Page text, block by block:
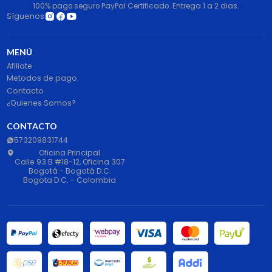
100% pago seguro PayPal Certificado. Entrega 1 a 2 dias.
Síguenos
MENÚ
Afiliate
Metodos de pago
Contacto
¿Quienes Somos?
CONTACTO
573209831744
Oficina Principal
Calle 93 B #18-12, Oficina 307
Bogotá - Bogotá D.C.
Bogota D.C. - Colombia